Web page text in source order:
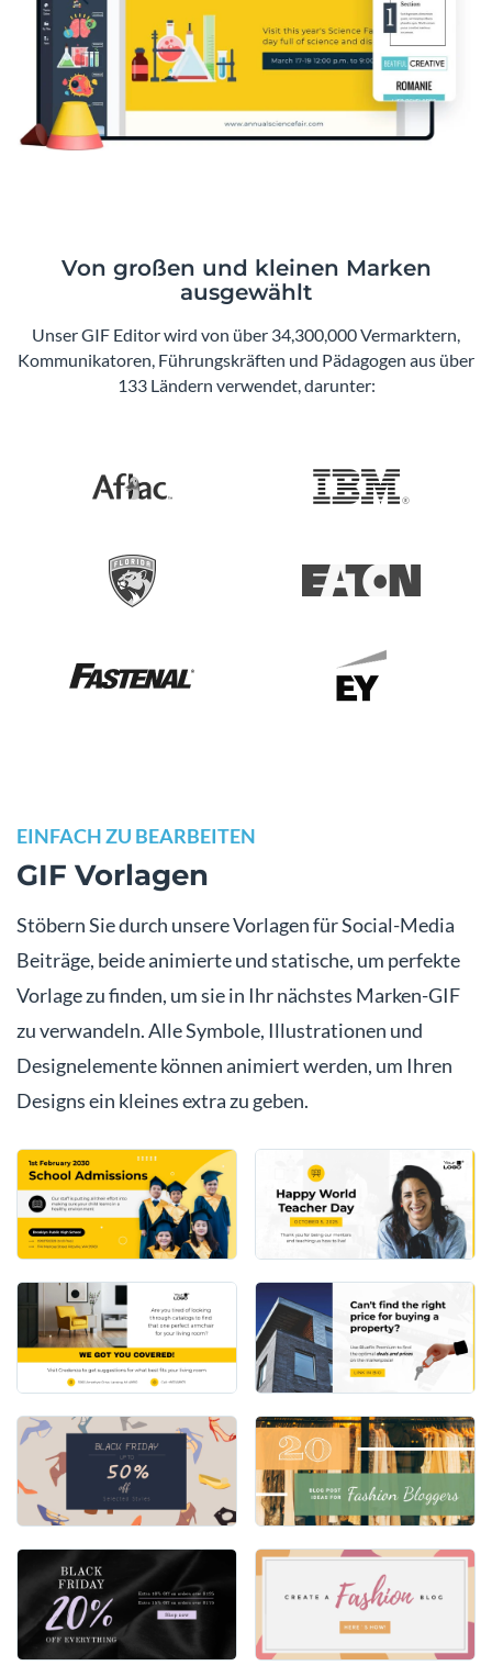
Von großen und kleinen Marken
ausgewählt
Unser GIF Editor wird von über 34,300,000 Vermarktern,
Kommunikatoren, Führungskräften und Pädagogen aus über
133 Ländern verwendet, darunter:
EINFACH ZU BEARBEITEN
GIF Vorlagen
Stöbern Sie durch unsere Vorlagen für Social-Media
Beiträge, beide animierte und statische, um perfekte
Vorlage zu finden, um sie in Ihr nächstes Marken-GIF
zu verwandeln. Alle Symbole, Illustrationen und
Designelemente können animiert werden, um Ihren
Designs ein kleines extra zu geben.